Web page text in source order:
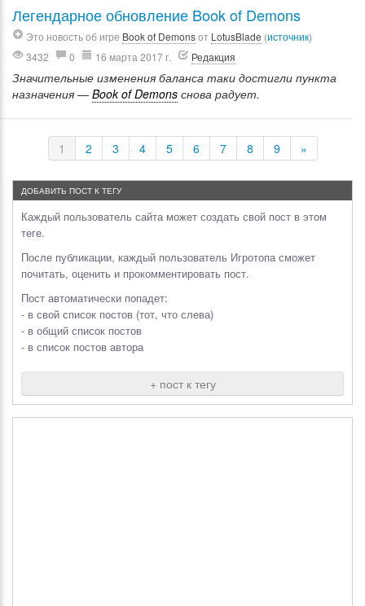
Легендарное обновление Book of Demons
Это новость об игре Book of Demonsот LotusBlade (источник)
3432
0 16 марта 2017 г. Редакция
Значительные изменения баланса таки достигли пункта
назначения —Book of Demons снова радует.
1 2 3 4 5 6 7 8 9 »
ДОБАВИТЬ ПОСТ К ТЕГУ
Каждый пользователь сайта может создать свой пост в этом
теге.
После публикации, каждый пользователь Игротопа сможет
почитать, оценить и прокомментировать пост.
Пост автоматически попадет:
- в свой список постов (тот, что слева)
- в общий список постов
- в список постов автора
+ пост к тегу